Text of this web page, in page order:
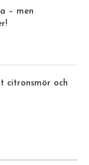
– men
citronsmör och